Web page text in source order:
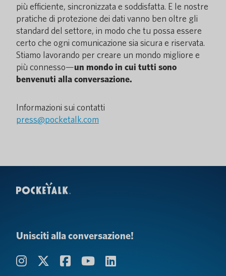
più efficiente, sincronizzata e soddisfatta. E le nostre
pratiche di protezione dei dati vanno ben oltre gli
standard del settore, in modo che tu possa essere
certo che ogni comunicazione sia sicura e riservata.
Stiamo lavorando per creare un mondo migliore e
più connesso—un mondo in cui tutti sono
benvenuti alla conversazione.
Informazioni sui contatti
press@pocketalk.com
Unisciti alla conversazione!